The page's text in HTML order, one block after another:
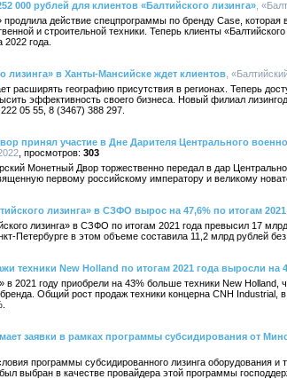
000 рублей для клиентов «Балтийского лизинга» ,
продлила действие спецпрограммы по бренду Case,
и строительной техники. Теперь клиенты
года.
в Ханты-Мансийске ждет клиентов ,
расширять географию присутствия в регионах. Теперь
эффективность своего бизнеса. Новый филиал
05 55, 8 (3467) 388 297.
принял участие в Дне Дарителя Центрального
303
Монетный Двор торжественно передал в дар
первому российскому императору и великому
лизинга» в СЗФО вырос на 47,6% по итогам 2021
лизинга» в СЗФО по итогам 2021 года превысил 17
Петербурге в этом объеме составила 11,2 млрд рублей
техники New Holland по итогам 2021 года выросли на
в 2021 году приобрели на 43% больше техники New
бренда. Общий рост продаж техники концерна CNH Industrial,
заявки в рамках программы субсидирования от
программы субсидированного лизинга оборудования
выбран в качестве провайдера этой программы